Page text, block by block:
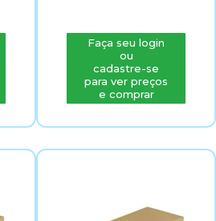
Faça seu login
ou
cadastre-se
para ver preços
e comprar